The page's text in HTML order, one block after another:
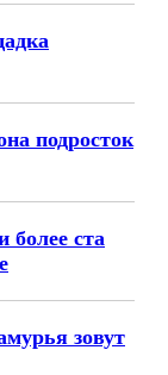
подросток
более ста
зовут